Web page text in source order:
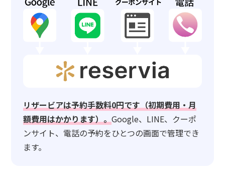
リザービアは予約手数料0円です（初期費用・月
額費用はかかります）。Google、LINE、クーポ
ンサイト、電話の予約をひとつの画面で管理でき
ます。